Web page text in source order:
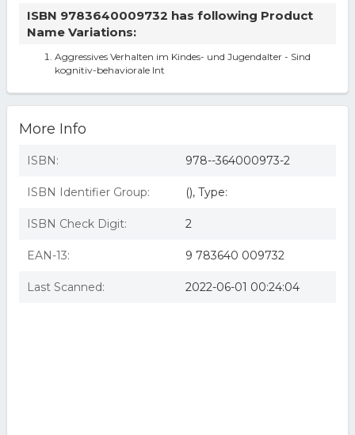
ISBN 9783640009732 has following Product
Name Variations:
Aggressives Verhalten im Kindes- und Jugendalter - Sind
kognitiv-behaviorale Int
More Info
ISBN: 978--364000973-2
ISBN Identifier Group: (), Type:
ISBN Check Digit: 2
EAN-13: 9 783640 009732
Last Scanned: 2022-06-01 00:24:04